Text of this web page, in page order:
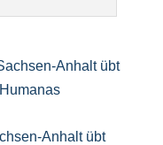
Anhalt übt